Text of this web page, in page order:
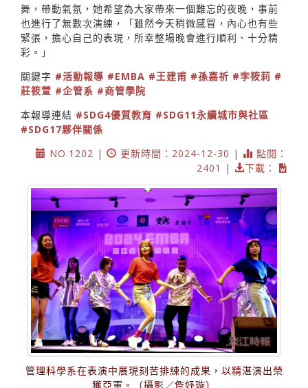
舞，帶動氣氛，她希望為大家帶來一個難忘的夜晚，事前
也進行了無數次演練，「雖然今天稍微感冒，內心也有些
緊張，擔心自己的表現，所幸整場晚會進行順利、十分精
彩。」
關鍵字 #活動報導 #EMBA #王建甫 #孫嘉祈 #李筱莉 #
莊筱萱 #企管系 #商管學院
本報導連結 #SDG4優質教育 #SDG11永續城市與社區
#SDG17夥伴關係
NO.1202 |
更新時間：2024-12-30 |
點閱：
2401 |
下載：
管理科學系在表演中展現刻苦排練的成果，以精湛演出榮
獲亞軍。（攝影／詹妤璇）